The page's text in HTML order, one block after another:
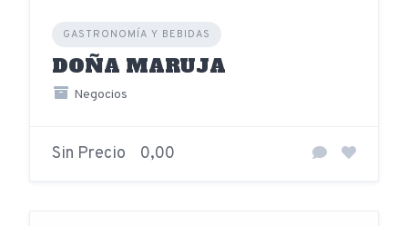
GASTRONOMÍA Y BEBIDAS
DOÑA MARUJA
Negocios
Sin Precio 0,00